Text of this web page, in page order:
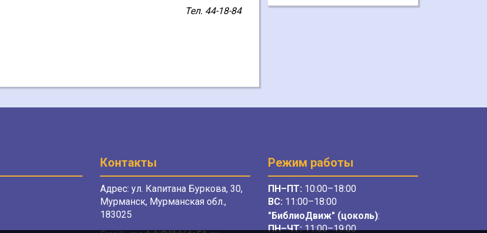
Тел. 44-18-84
Контакты
Адрес: ул. Капитана Буркова, 30,
Мурманск, Мурманская обл.,
183025
Режим работы
ПН–ПТ: 10:00–18:00
ВС: 11:00–18:00
"БиблиоДвиж" (цоколь):
ПН–ЧТ:11:00–19:00